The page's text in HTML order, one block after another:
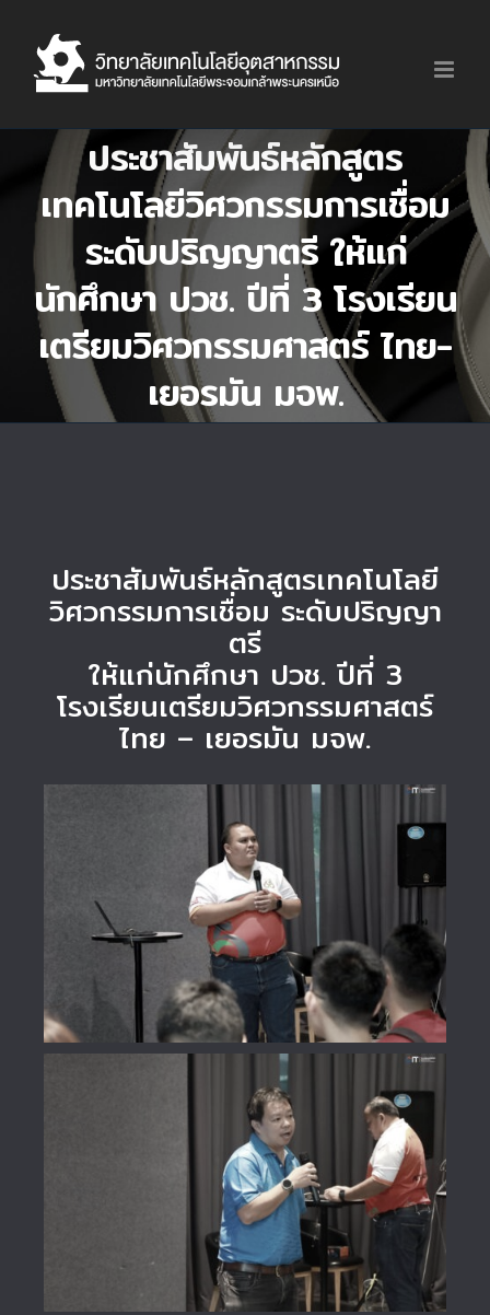
content
ประชาสัมพันธ์หลักสูตร
เทคโนโลยีวิศวกรรมการเชื่อม
ระดับปริญญาตรี ให้แก่
นักศึกษา ปวช. ปีที่ 3 โรงเรียน
เตรียมวิศวกรรมศาสตร์ ไทย-
เยอรมัน มจพ.
ประชาสัมพันธ์หลักสูตรเทคโนโลยี
วิศวกรรมการเชื่อม ระดับปริญญา
ตรี
ให้แก่นักศึกษา ปวช. ปีที่ 3
โรงเรียนเตรียมวิศวกรรมศาสตร์
ไทย – เยอรมัน มจพ.